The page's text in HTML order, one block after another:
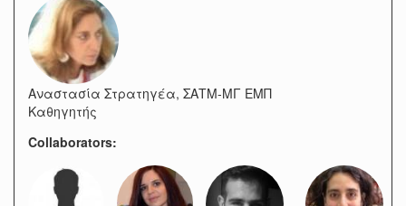
Αναστασία Στρατηγέα, ΣΑΤΜ-ΜΓ ΕΜΠ
Καθηγητής
Collaborators: